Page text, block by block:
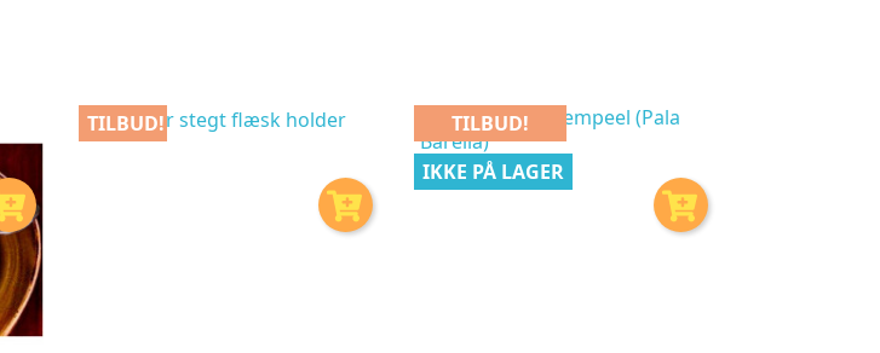
TILBUD!
TILBUD!
IKKE PÅ LAGER